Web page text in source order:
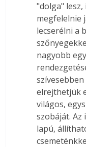
"dolga"
megfelelnie
lecserélni a
nagyobb
elrejthetjük
világos,
szobáját.
lapú,